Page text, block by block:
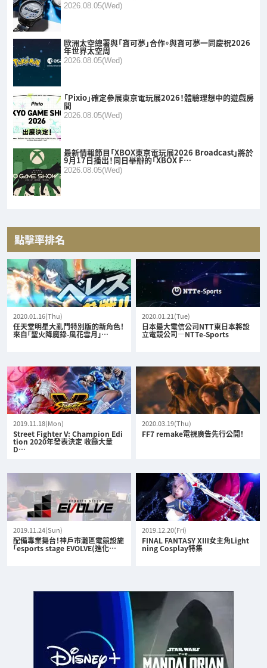
2026.08.05(Wed)
歐洲太空總署與「寶可夢」合作。與寶可夢一同慶祝2026
年世界太空周
2026.08.05(Wed)
「Pixio」確定參展東京電玩展2026！體驗理想中的遊戲房
間
2026.08.05(Wed)
最新情報節目「XBOX東京電玩展2026 Broadcast」將於
9月17日播出！同日舉辦的「XBOX F…
2026.08.05(Wed)
點擊率排名
2020.01.16(Thu)
任天堂明星大亂鬥特別版的新角色！
來自「聖火降魔錄-風花雪月」…
2020.01.21(Tue)
日本最大電信公司NTT東日本將設
立電競公司—NTTe-Sports
2019.11.18(Mon)
Street Fighter V: Champion Edi
tion 2020年發表決定 收錄大量
D…
2020.03.19(Thu)
FF7 remake電視廣告先行公開！
2019.11.24(Sun)
配備專業舞台！神戶市灘區電競設施
「esports stage EVOLVE(進化…
2019.12.20(Fri)
FINAL FANTASY XIII女主角Light
ning Cosplay特集